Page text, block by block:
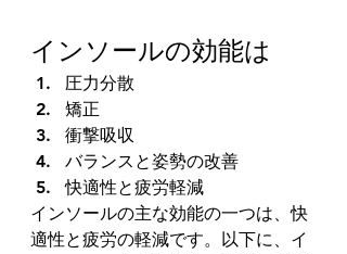
インソールの効能は
圧力分散
矯正
衝撃吸収
バランスと姿勢の改善
快適性と疲労軽減
インソールの主な効能の一つは、快
適性と疲労の軽減です。以下に、イ